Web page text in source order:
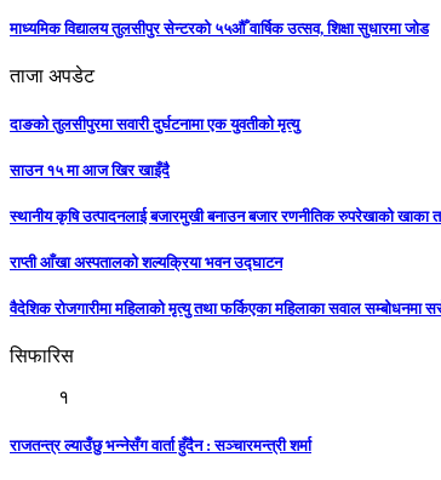
माध्यमिक विद्यालय तुलसीपुर सेन्टरको ५५औँ वार्षिक उत्सव, शिक्षा सुधारमा जाेड
ताजा अपडेट
दाङको तुलसीपुरमा सवारी दुर्घटनामा एक युवतीको मृत्यु
साउन १५ मा आज खिर खाइँदै
स्थानीय कृषि उत्पादनलाई बजारमुखी बनाउन बजार रणनीतिक रुपरेखाको खाका
राप्ती आँखा अस्पतालको शल्यक्रिया भवन उद्घाटन
वैदेशिक रोजगारीमा महिलाको मृत्यु तथा फर्किएका महिलाका सवाल सम्बोधनमा
सिफारिस
१
राजतन्त्र ल्याउँछु भन्नेसँग वार्ता हुँदैन : सञ्चारमन्त्री शर्मा